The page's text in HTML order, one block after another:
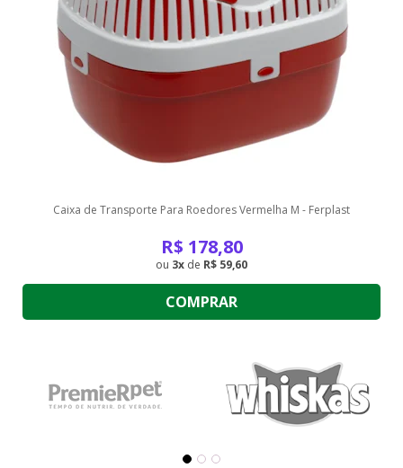
Caixa de Transporte Para Roedores Vermelha M - Ferplast
R$ 178,80
3 de R$ 59,60
COMPRAR